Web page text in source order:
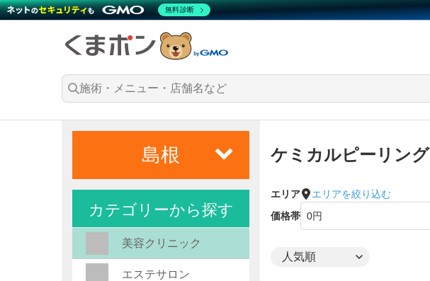
ケミカルピーリング
エリア
エリアを絞り込む
価格帯
島根
カテゴリーから探す
美容クリニック
エステサロン
無料診断